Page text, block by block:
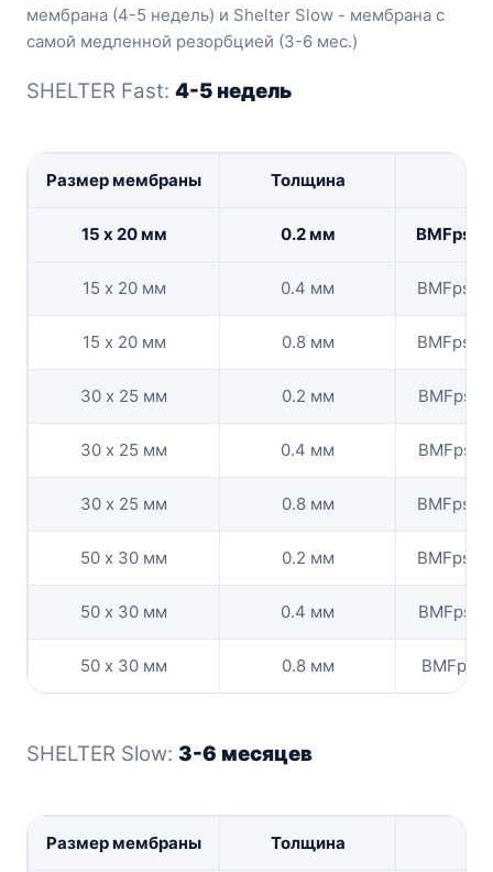
мембрана (4-5 недель) и Shelter Slow - мембрана с
самой медленной резорбцией (3-6 мес.)
SHELTER Fast: 4-5 недель
Размер мембраны Толщина
15 х 20 мм 0.2 мм
15 х 20 мм 0.4 мм
15 х 20 мм 0.8 мм
30 х 25 мм 0.2 мм
30 х 25 мм 0.4 мм
30 х 25 мм 0.8 мм
50 х 30 мм 0.2 мм
50 х 30 мм 0.4 мм
50 х 30 мм 0.8 мм
SHELTER Slow: 3-6 месяцев
Размер мембраны Толщина